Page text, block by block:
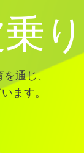
通じ、
ます。